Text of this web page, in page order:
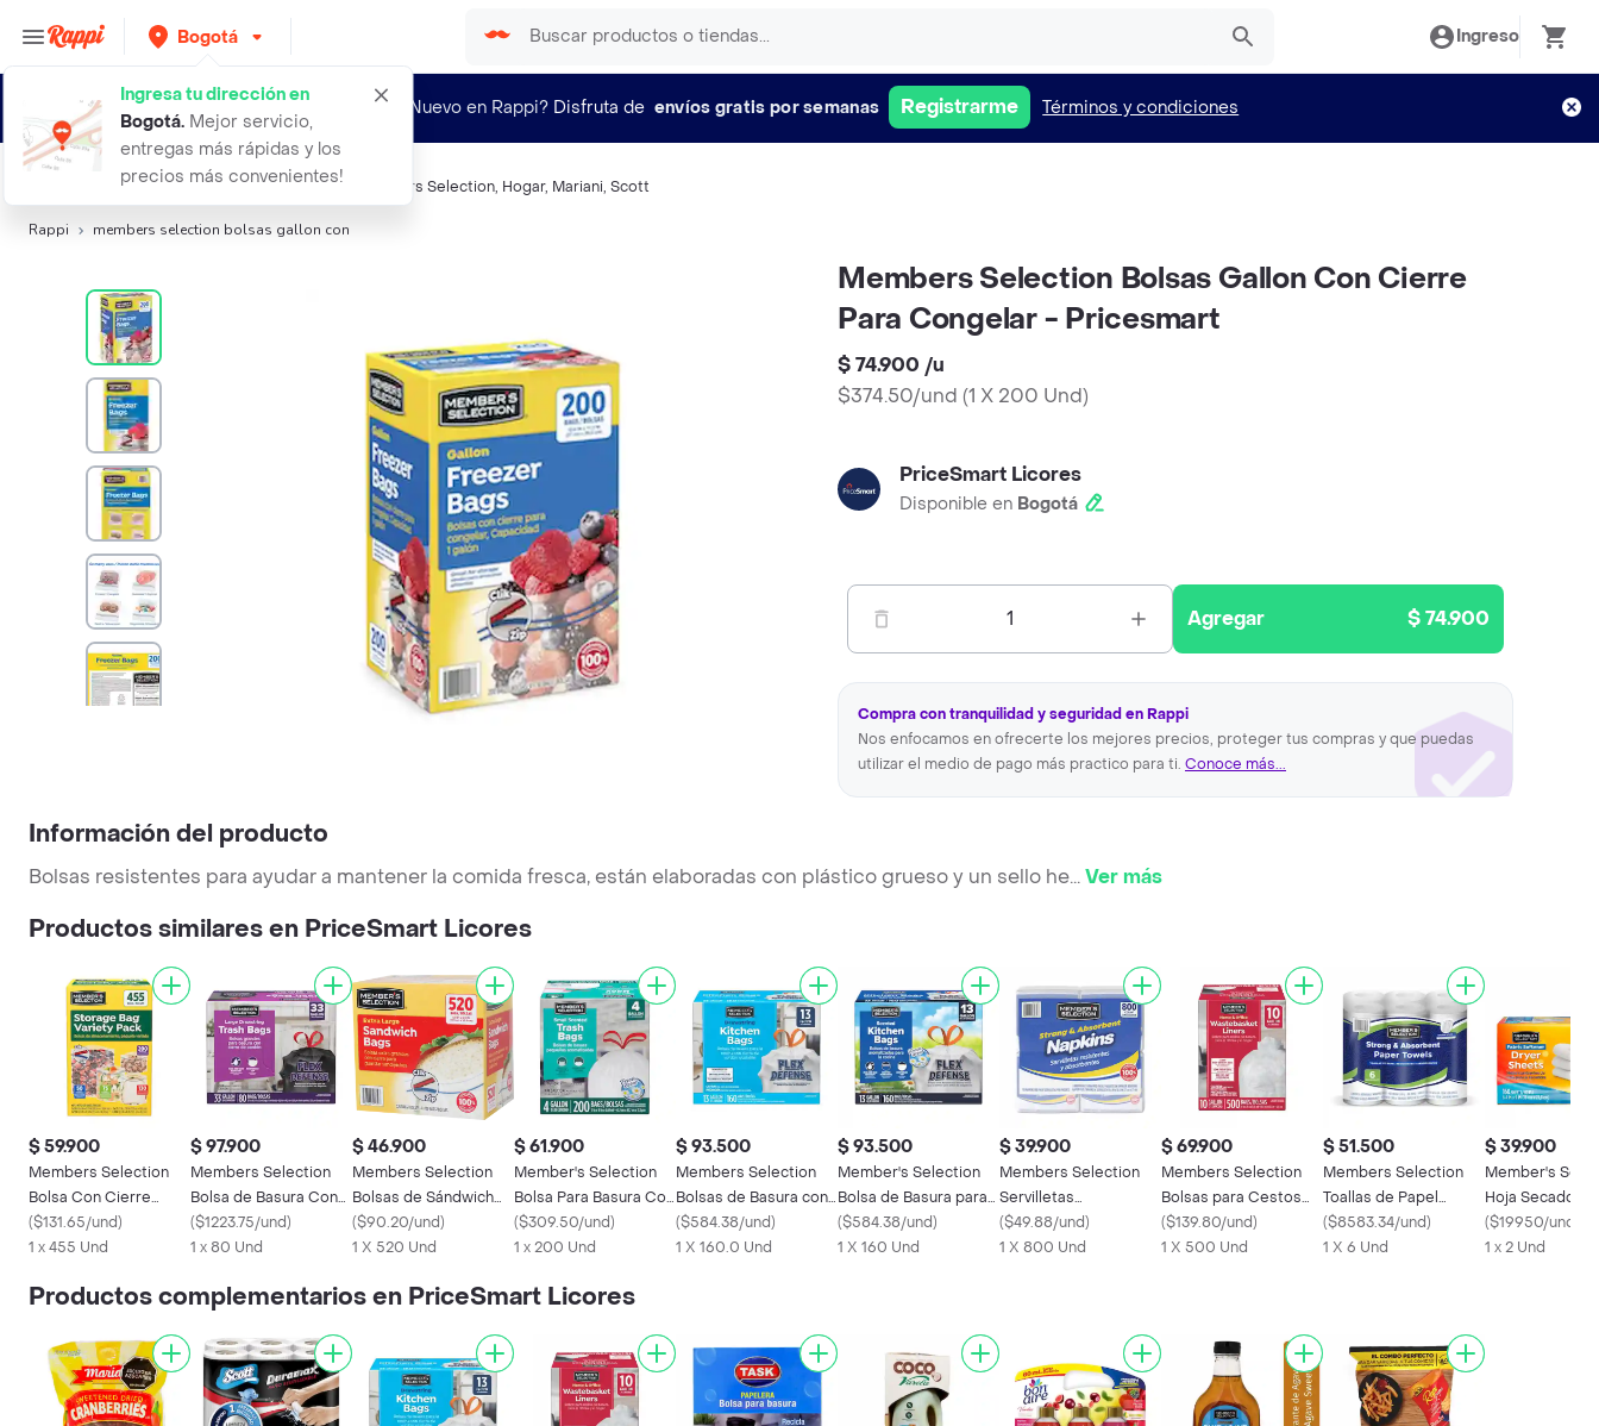
Bogotá
Ingresa tu dirección en
Bogotá. Mejor servicio,
entregas más rápidas y los
precios más convenientes!
Ingreso
¿Nuevo en Rappi? Disfruta de envíos gratis por semanas Registrarme Términos y condiciones
Búsquedas relacionadas:Bolsas para basura Members Selection, Hogar, Mariani, Scott
Rappi members selection bolsas gallon con
Members Selection Bolsas Gallon Con Cierre
Para Congelar - Pricesmart
$ 74.900 /u
$374.50/und (1 X 200 Und)
PriceSmart Licores
Disponible en Bogotá
1 Agregar $ 74.900
Compra con tranquilidad y seguridad en Rappi
Nos enfocamos en ofrecerte los mejores precios, proteger tus compras y que puedas
utilizar el medio de pago más practico para ti. Conoce más...
Información del producto
Bolsas resistentes para ayudar a mantener la comida fresca, están elaboradas con plástico grueso y un sello he...Ver más
Productos similares en PriceSmart Licores
$ 59.900
Members Selection
Bolsa Con Cierre
Surtida
($131.65/und)
1 x 455 Und
$ 97.900
Members Selection
Bolsa de Basura Con
Cordón
($1223.75/und)
1 x 80 Und
$ 46.900
Members Selection
Bolsas de Sándwich
Extra Largas
($90.20/und)
1 X 520 Und
$ 61.900
Member's Selection
Bolsa Para Basura Con
Cordón y Aroma
($309.50/und)
1 x 200 Und
$ 93.500
Members Selection
Bolsas de Basura con
Cierre de Cordón
Ajustable
($584.38/und)
1 X 160.0 Und
$ 93.500
Member's Selection
Bolsa de Basura para
Cocina Aromatizada
($584.38/und)
1 X 160 Und
$ 39.900
Members Selection
Servilletas
Resistentes y
Absorbentes
($49.88/und)
1 X 800 Und
$ 69.900
Members Selection
Bolsas para Cestos
de Basura
($139.80/und)
1 X 500 Und
$ 51.500
Members Selection
Toallas de Papel
Absorbentes Triple
Hoja
($8583.34/und)
1 X 6 Und
$ 39.900
Member's
Hoja Secadora
($19950/und
1 x 2 Und
Productos complementarios en PriceSmart Licores